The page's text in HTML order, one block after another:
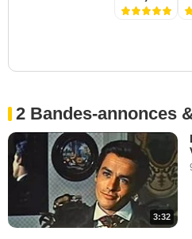
2 Bandes-annonces
3:32